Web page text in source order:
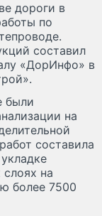
дороги в
по
составил
«ДорИнфо» в
были
на
составила
на
более 7500